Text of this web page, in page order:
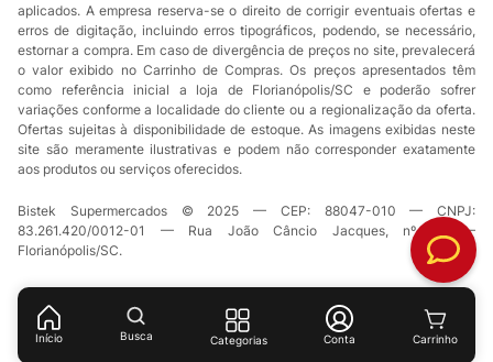
Início Busca Categorias Conta
aplicados. A empresa reserva-se o direito de corrigir eventuais ofertas e
erros de digitação, incluindo erros tipográficos, podendo, se necessário,
estornar a compra. Em caso de divergência de preços no site, prevalecerá
o valor exibido no Carrinho de Compras. Os preços apresentados têm
como referência inicial a loja de Florianópolis/SC e poderão sofrer
variações conforme a localidade do cliente ou a regionalização da oferta.
Ofertas sujeitas à disponibilidade de estoque. As imagens exibidas neste
site são meramente ilustrativas e podem não corresponder exatamente
aos produtos ou serviços oferecidos.
Bistek Supermercados © 2025 — CEP: 88047-010 — CNPJ:
83.261.420/0012-01 — Rua João Câncio Jacques, nº 49 —
Florianópolis/SC.